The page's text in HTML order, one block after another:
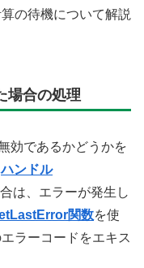
の待機について解説
場合の処理
効であるかどうかを
ハンドル
は、エラーが発生し
関数を使
ラーコードをエキス